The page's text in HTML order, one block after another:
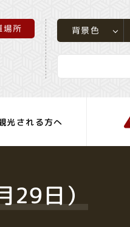
場所 背景色
光される方へ
29日）